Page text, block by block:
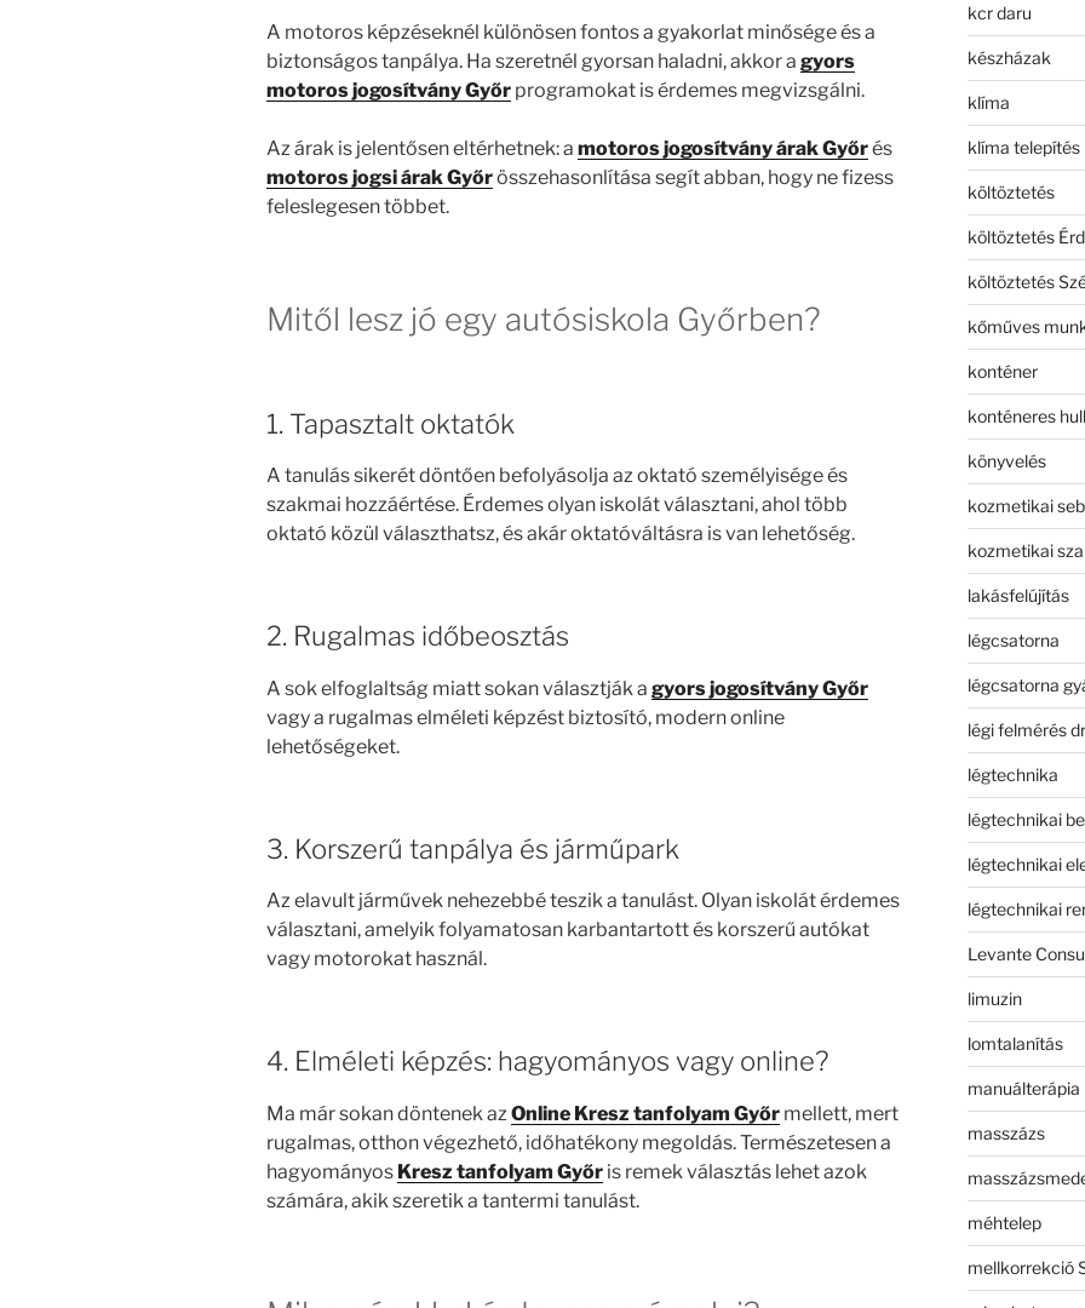
A motoros képzéseknél különösen fontos a gyakorlat minősége és a
biztonságos tanpálya. Ha szeretnél gyorsan haladni, akkor a gyors
motoros jogosítvány Győr programokat is érdemes megvizsgálni.
Az árak is jelentősen eltérhetnek: a motoros jogosítvány árak Győrés
motoros jogsi árak Győrösszehasonlítása segít abban, hogy ne fizess
feleslegesen többet.
Mitől lesz jó egy autósiskola Győrben?
1. Tapasztalt oktatók
A tanulás sikerét döntően befolyásolja az oktató személyisége és
szakmai hozzáértése. Érdemes olyan iskolát választani, ahol több
oktató közül választhatsz, és akár oktatóváltásra is van lehetőség.
2. Rugalmas időbeosztás
A sok elfoglaltság miatt sokan választják a gyors jogosítvány Győr
vagy a rugalmas elméleti képzést biztosító, modern online
lehetőségeket.
3. Korszerű tanpálya és járműpark
Az elavult járművek nehezebbé teszik a tanulást. Olyan iskolát érdemes
választani, amelyik folyamatosan karbantartott és korszerű autókat
vagy motorokat használ.
4. Elméleti képzés: hagyományos vagy online?
Ma már sokan döntenek azOnline Kresz tanfolyam Győr mellett, mert
rugalmas, otthon végezhető, időhatékony megoldás. Természetesen a
hagyományos Kresz tanfolyam Győr is remek választás lehet azok
számára, akik szeretik a tantermi tanulást.
kcr daru
készházak
klíma
klíma telepítés
költöztetés
költöztetés Érd
költöztetés
kőműves
konténer
konténeres
könyvelés
kozmetikai
kozmetikai
lakásfelújítás
légcsatorna
légcsatorna
légi felmérés
légtechnika
légtechnikai
légtechnikai
légtechnikai
Levante
limuzin
lomtalanítás
manuálterápia
masszázs
méhtelep
mellkorrekció